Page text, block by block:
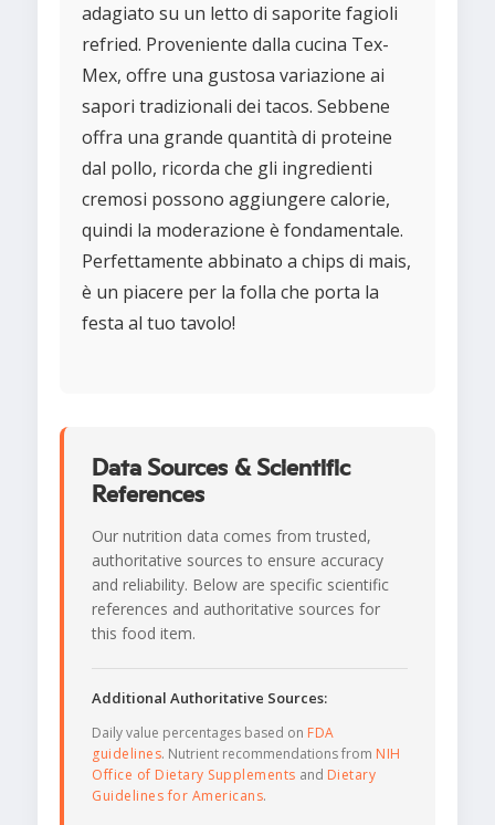
adagiato su un letto di saporite fagioli
refried. Proveniente dalla cucina Tex-
Mex, offre una gustosa variazione ai
sapori tradizionali dei tacos. Sebbene
offra una grande quantità di proteine
dal pollo, ricorda che gli ingredienti
cremosi possono aggiungere calorie,
quindi la moderazione è fondamentale.
Perfettamente abbinato a chips di mais,
è un piacere per la folla che porta la
festa al tuo tavolo!
Data Sources & Scientific
References
Our nutrition data comes from trusted,
authoritative sources to ensure accuracy
and reliability. Below are specific scientific
references and authoritative sources for
this food item.
Additional Authoritative Sources:
Daily value percentages based on FDA
guidelines. Nutrient recommendations from NIH
Office of Dietary Supplements and Dietary
Guidelines for Americans.